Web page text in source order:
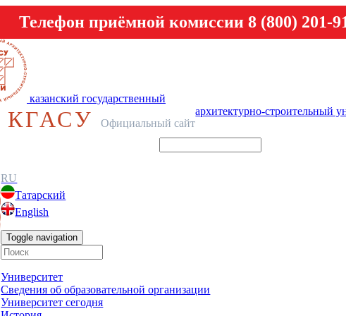
Телефон приёмной комиссии 8 (800) 201-
казанский государственный
архитектурно-строительный
КГАСУ Официальный сайт
RU
Татарский
English
Toggle navigation
Университет
Сведения об образовательной организации
Университет сегодня